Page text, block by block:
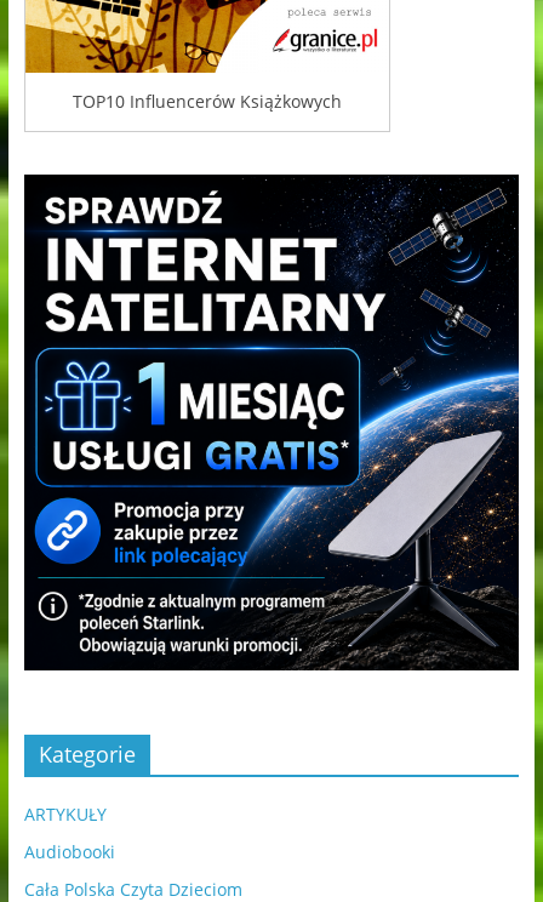
TOP10 Influencerów Książkowych
Kategorie
ARTYKUŁY
Audiobooki
Cała Polska Czyta Dzieciom